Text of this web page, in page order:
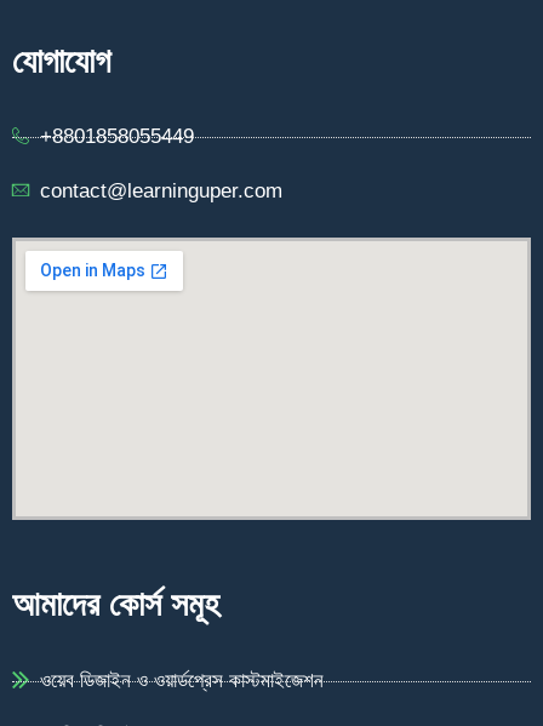
যোগাযোগ
+8801858055449
contact@learninguper.com
আমাদের কোর্স সমূহ
ওয়েব ডিজাইন ও ওয়ার্ডপ্রেস কাস্টমাইজেশন